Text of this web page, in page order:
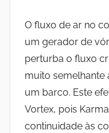
O fluxo de ar no
um gerador de
perturba o fluxo
muito semelhante
um barco. Este
Vortex, pois
continuidade às